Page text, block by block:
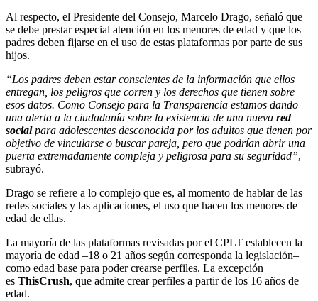
Al respecto, el Presidente del Consejo, Marcelo Drago, señaló que
se debe prestar especial atención en los menores de edad y que los
padres deben fijarse en el uso de estas plataformas por parte de sus
hijos.
“Los padres deben estar conscientes de la información que ellos
entregan, los peligros que corren y los derechos que tienen sobre
esos datos. Como Consejo para la Transparencia estamos dando
una alerta a la ciudadanía sobre la existencia de una nueva red
socialpara adolescentes desconocida por los adultos que tienen por
objetivo de vincularse o buscar pareja, pero que podrían abrir una
puerta extremadamente compleja y peligrosa para su seguridad”,
subrayó.
Drago se refiere a lo complejo que es, al momento de hablar de las
redes sociales y las aplicaciones, el uso que hacen los menores de
edad de ellas.
La mayoría de las plataformas revisadas por el CPLT establecen la
mayoría de edad –18 o 21 años según corresponda la legislación–
como edad base para poder crearse perfiles. La excepción
es ThisCrush, que admite crear perfiles a partir de los 16 años de
edad.